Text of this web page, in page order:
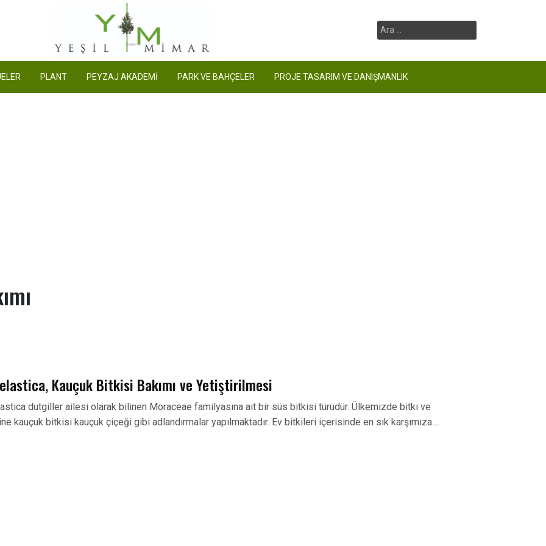
Yeşil Mimar
Arama:
PLANT PEYZAJ AKADEMİ PARK VE BAHÇELER PROJE TASARIM VE DANIŞMANLIK
Kauçuk Bitkisi Bakımı ve Yetiştirilmesi
dutgiller ailesi olarak bilinen Moraceae familyasına ait bir süs bitkisi türüdür. Ülkemizde bitki ve
kauçuk bitkisi kauçuk çiçeği gibi adlandırmalar yapılmaktadır. Ev bitkileri içerisinde en sık karşımıza….